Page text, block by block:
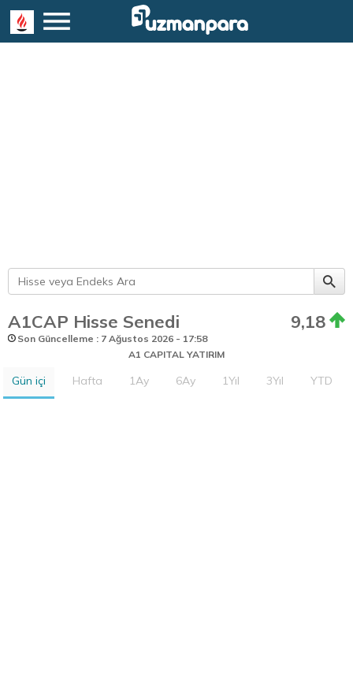
A1CAP Hisse Senedi 9,18
Son Güncelleme : 7 Ağustos 2026 - 17:58
A1 CAPITAL YATIRIM
Gün içi Hafta 1Ay 6Ay 1Yıl 3Yıl YTD